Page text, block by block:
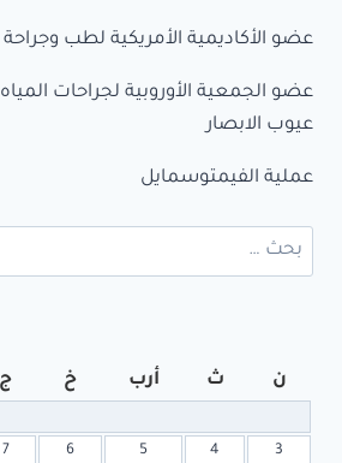
عضو الأكاديمية الأمريكية لطب وجراحة
عضو الجمعية الأوروبية لجراحات
عيوب الابصار
عملية الفيمتوسمايل
البحث
عن:
ن ث أرب خ ج
3
4
5
6
7